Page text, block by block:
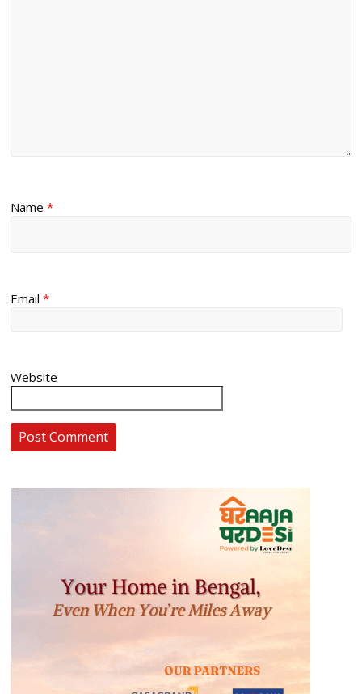
Name*
Email*
Website